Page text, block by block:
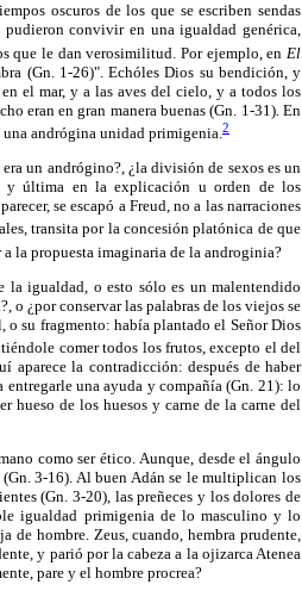
oscuros de los que se escriben sendas
pudieron convivir en una igualdad genérica,
que le dan verosimilitud. Por ejemplo, en El
(Gn. 1-26)". Echóles Dios su bendición, y
el mar, y a las aves del cielo, y a todos los
eran en gran manera buenas (Gn. 1-31). En
andrógina unidad primigenia. 2
un andrógino?, ¿la división de sexos es un
y última en la explicación u orden de los
se escapó a Freud, no a las narraciones
transita por la concesión platónica de que
la propuesta imaginaria de la androginia?
la igualdad, o esto sólo es un malentendido
¿por conservar las palabras de los viejos se
o su fragmento: había plantado el Señor Dios
comer todos los frutos, excepto el del
aparece la contradicción: después de haber
entregarle una ayuda y compañía (Gn. 21): lo
de los huesos y carne de la carne del
como ser ético. Aunque, desde el ángulo
3-16). Al buen Adán se le multiplican los
(Gn. 3-20), las preñeces y los dolores de
igualdad primigenia de lo masculino y lo
de hombre. Zeus, cuando, hembra prudente,
y parió por la cabeza a la ojizarca Atenea
pare y el hombre procrea?